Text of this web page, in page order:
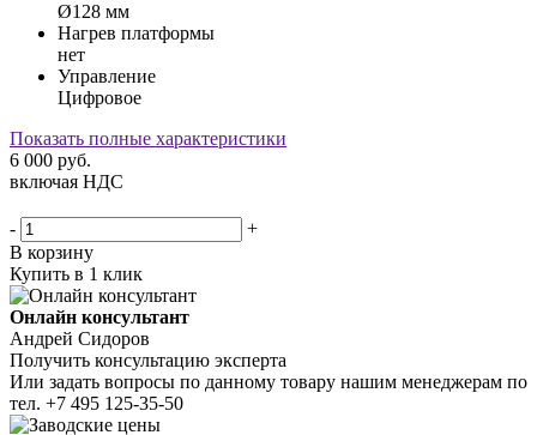
Ø128 мм
Нагрев платформы
нет
Управление
Цифровое
Показать полные характеристики
6 000 руб.
включая НДС
-
+
В корзину
Купить в 1 клик
Онлайн консультант
Андрей Сидоров
Получить консультацию эксперта
Или задать вопросы по данному товару нашим менеджерам по
тел. +7 495 125-35-50